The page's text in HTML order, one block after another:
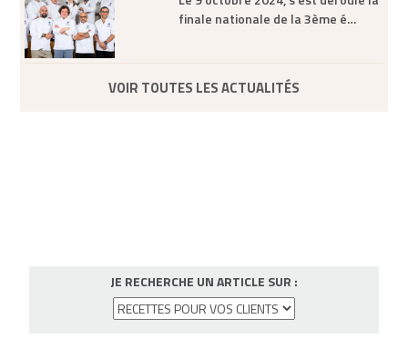
finale nationale de la 3ème é…
VOIR TOUTES LES ACTUALITÉS
JE RECHERCHE UN ARTICLE SUR :